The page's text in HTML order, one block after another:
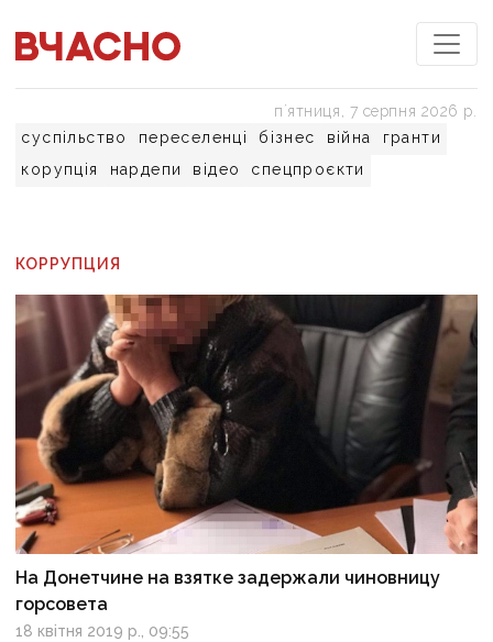
суспільство переселенці бізнес війна
гранти
корупція
нардепи відео спецпроєкти
пʼятниця, 7 серпня 2026 р.
КОРРУПЦИЯ
На Донетчине на взятке задержали чиновницу
горсовета
18 квітня 2019 р., 09:55